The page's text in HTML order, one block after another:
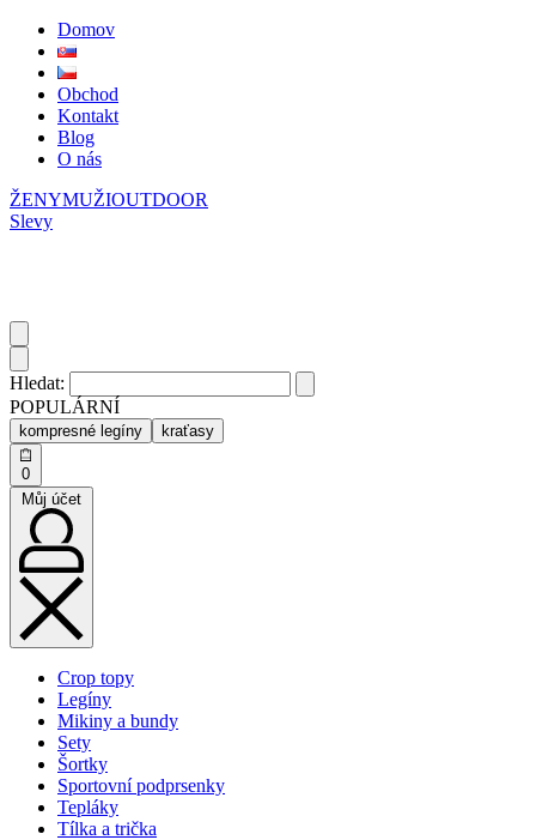
Domov
Obchod
Kontakt
Blog
O nás
ŽENYMUŽIOUTDOOR
Slevy
Hledat:
POPULÁRNÍ
kompresné legíny kraťasy
0
Můj účet
Crop topy
Legíny
Mikiny a bundy
Sety
Šortky
Sportovní podprsenky
Tepláky
Tílka a trička